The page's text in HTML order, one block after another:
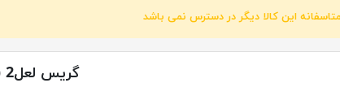
متاسفانه این کالا دیگر در دسترس نمی باشد
گریس لعل2 ( 15 کیلویی ) بهران